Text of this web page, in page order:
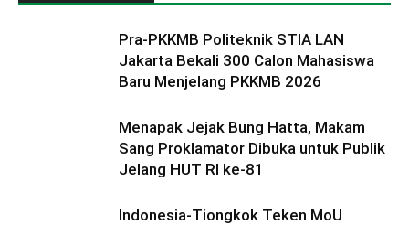
Pra-PKKMB Politeknik STIA LAN
Jakarta Bekali 300 Calon Mahasiswa
Baru Menjelang PKKMB 2026
Menapak Jejak Bung Hatta, Makam
Sang Proklamator Dibuka untuk Publik
Jelang HUT RI ke-81
Indonesia-Tiongkok Teken MoU